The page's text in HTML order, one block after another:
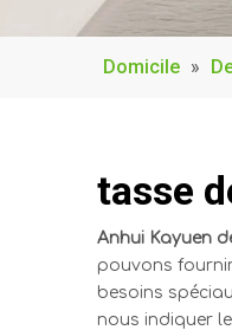
Domicile »
tasse
Anhui Kayuen
pouvons
besoins
nous indiquer